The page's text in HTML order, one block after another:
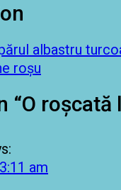
albastru
roșu
“O roșcată
am